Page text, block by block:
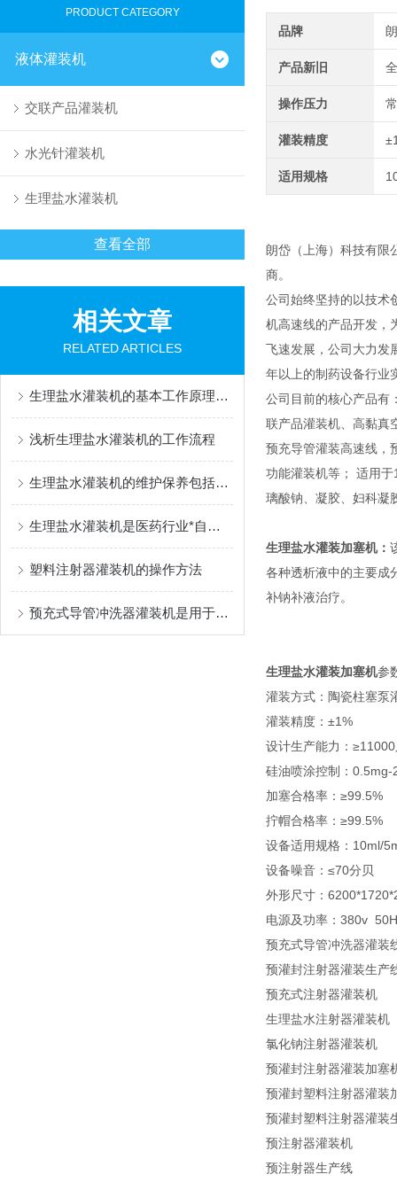
PRODUCT CATEGORY
液体灌装机
交联产品灌装机
水光针灌装机
生理盐水灌装机
查看全部
相关文章
RELATED ARTICLES
生理盐水灌装机的基本工作原理解析
浅析生理盐水灌装机的工作流程
生理盐水灌装机的维护保养包括以下几个方面
生理盐水灌装机是医药行业*自动化设备
塑料注射器灌装机的操作方法
预充式导管冲洗器灌装机是用于灌装生物医药制品的设备
品牌
产品新旧
操作压力
灌装精度
适用规格
朗岱（上海）科技有限
商。
公司始终坚持的以技术
机高速线的产品开发，
飞速发展，公司大力发
年以上的制药设备行业
公司目前的核心产品有
联产品灌装机、高黏真
预充导管灌装高速线，
功能灌装机等； 适用
璃酸钠、凝胶、妇科凝
生理盐水灌装加塞机：
各种透析液中的主要成
补钠补液治疗。
生理盐水灌装加塞机参
灌装方式：陶瓷柱塞泵
灌装精度：±1%
设计生产能力：
硅油喷涂控制：
加塞合格率：≥99.5%
拧帽合格率：≥99.5%
设备适用规格：10ml/
设备噪音：≤70分贝
外形尺寸：
电源及功率：380v
预充式导管冲洗器灌装
预灌封注射器灌装生产
预充式注射器灌装机
生理盐水注射器灌装机
氯化钠注射器灌装机
预灌封注射器灌装加塞
预灌封塑料注射器灌装
预灌封塑料注射器灌装
预注射器灌装机
预注射器生产线